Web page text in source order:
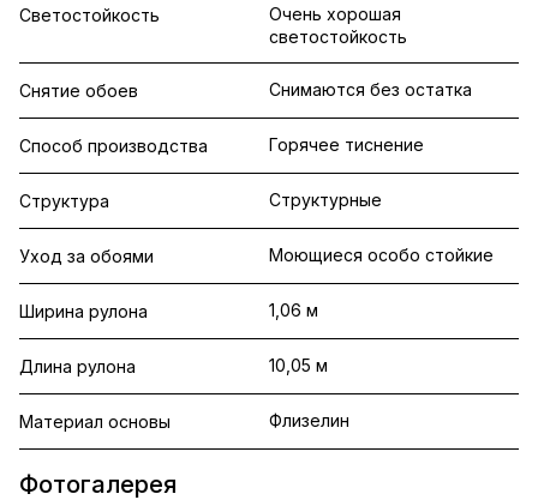
Светостойкость
Очень хорошая
светостойкость
Снятие обоев Снимаются без остатка
Способ производства Горячее тиснение
Структура Структурные
Уход за обоями Моющиеся особо стойкие
Ширина рулона 1,06 м
Длина рулона 10,05 м
Материал основы Флизелин
Фотогалерея